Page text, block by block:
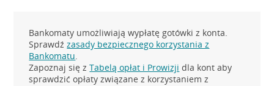
Bankomaty umożliwiają wypłatę gotówki z konta.
Sprawdźzasady bezpiecznego korzystania z
Bankomatu.
Zapoznaj się zTabelą opłat i Prowizji dla kont aby
sprawdzić opłaty związane z korzystaniem z